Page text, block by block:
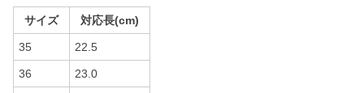
サイズ 対応長(cm)
35 22.5
36 23.0